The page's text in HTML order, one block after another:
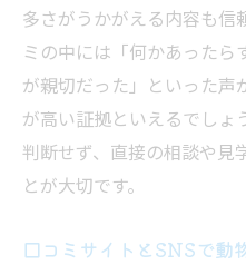
多さがうかがえる内容も信
ミの中には「何かあった
が親切だった」といった声
が高い証拠といえるでしょ
判断せず、直接の相談や見
とが大切です。
口コミサイトとSNSで動